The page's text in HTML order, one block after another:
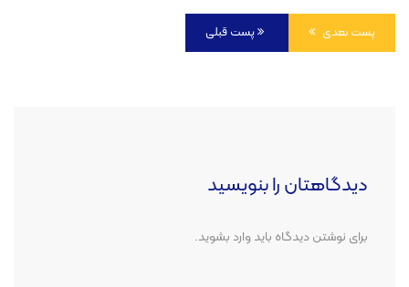
پست قبلی پست بعدی
دیدگاهتان را بنویسید
برای نوشتن دیدگاه بایدوارد بشوید.